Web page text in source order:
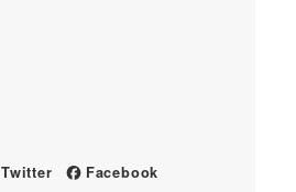
Twitter Facebook